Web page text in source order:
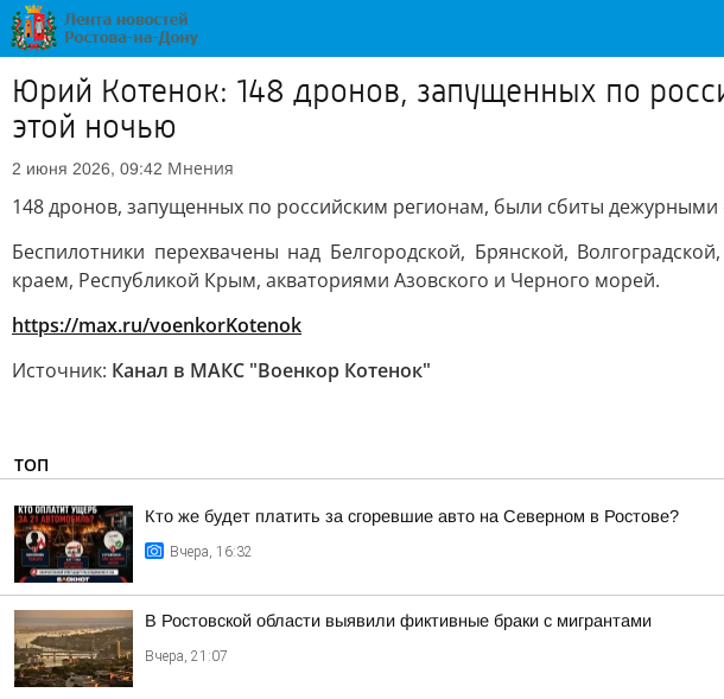
Юрий Котенок: 148 дронов, запущенных по
этой ночью
2 июня 2026, 09:42 Мнения
148 дронов, запущенных по российским регионам, были сбиты
Беспилотники перехвачены над Белгородской, Брянской,
краем, Республикой Крым, акваториями Азовского и Черного морей.
https://max.ru/voenkorKotenok
Источник: Канал в МАКС "Военкор Котенок"
ТОП
Кто же будет платить за сгоревшие авто на Северном в Ростове?
Вчера, 16:32
В Ростовской области выявили фиктивные браки с мигрантами
Вчера, 21:07